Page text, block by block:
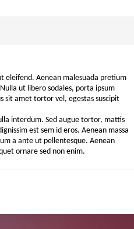
eleifend. Aenean malesuada pretium
ut libero sodales, porta ipsum
sit amet tortor vel, egestas suscipit
interdum. Sed augue tortor, mattis
est sem id eros. Aenean massa
a ante ut pellentesque. Aenean
ornare sed non enim.